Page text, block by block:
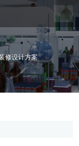
修设计方案